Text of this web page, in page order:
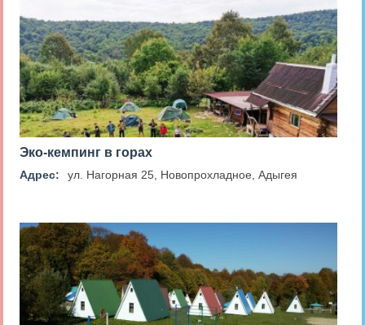
Эко-кемпинг в горах
Адрес: ул. Нагорная 25, Новопрохладное, Адыгея